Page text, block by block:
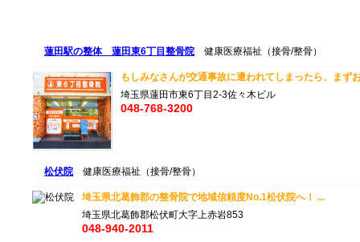
蓮田駅の整体 蓮田東6丁目整骨院 健康医療福祉（接骨/整骨）
もしみなさんが交通事故に遭われてしまったら、まず
埼玉県蓮田市東6丁目2-3佐々木ビル
048-768-3200
松伏院 健康医療福祉（接骨/整骨）
埼玉県北葛飾郡の整骨院で地域信頼度No.1松伏院へ！ ...
埼玉県北葛飾郡松伏町大字上赤岩853
048-940-2011